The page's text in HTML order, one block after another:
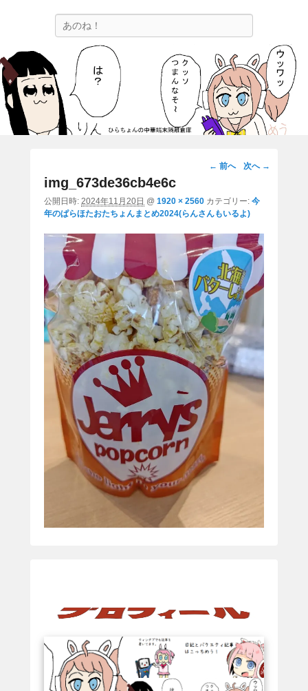
ひらちょんの中華端末隔離倉庫
ほたがページ上部にある検索バーを消してくれたサイトです。
画
ビ
ー
シ
ョ
ン
← 前へ 次へ →
img_673de36cb4e6c
公開日時: 2024年11月20日 @ 1920 × 2560 カテゴリー: 今
年のぱらほたおたちょんまとめ2024(らんさんもいるよ)